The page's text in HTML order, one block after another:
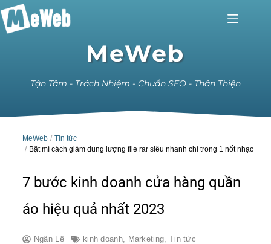
MeWeb
Tận Tâm - Trách Nhiệm - Chuẩn SEO - Thân Thiện
MeWeb
Tin tức
Bật mí cách giảm dung lượng file rar siêu nhanh chỉ trong 1 nốt nhạc
7 bước kinh doanh cửa hàng quần
áo hiệu quả nhất 2023
Ngân Lê kinh doanh, Marketing, Tin tức